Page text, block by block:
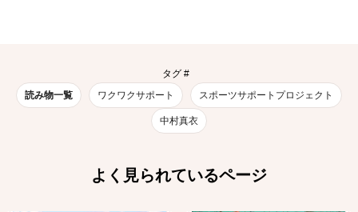
タグ #
読み物一覧
ワクワクサポート スポーツサポートプロジェクト
中村真衣
よく見られているページ